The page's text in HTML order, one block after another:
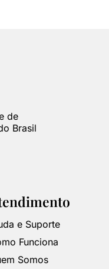
de
Brasil
e Suporte
Funciona
Somos